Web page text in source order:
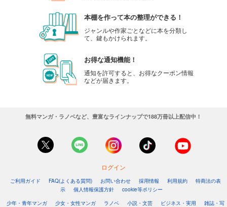
本棚を作って本の整理ができる！
ジャンルや作家ごとなどに本を分類し
て、鍵もかけられます。
お得な通知機能！
通知を許可すると、お得なクーポン情報
などが届きます。
無料マンガ・ラノベなど、豊富なラインナップで188万冊以上配信中！
ログイン
ご利用ガイド FAQ(よくある質問) お問い合わせ 採用情報 利用規約
特商法の表
示
個人情報保護方針
cookie等ポリシー
少年・青年マンガ
少女・女性マンガ ラノベ 小説・文芸 ビジネス・実用 雑誌・写